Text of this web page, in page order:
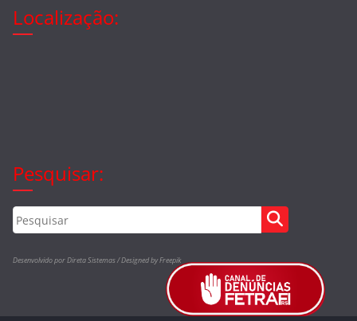
Localização:
Pesquisar:
Desenvolvido por Direta Sistemas /Designed by Freepik